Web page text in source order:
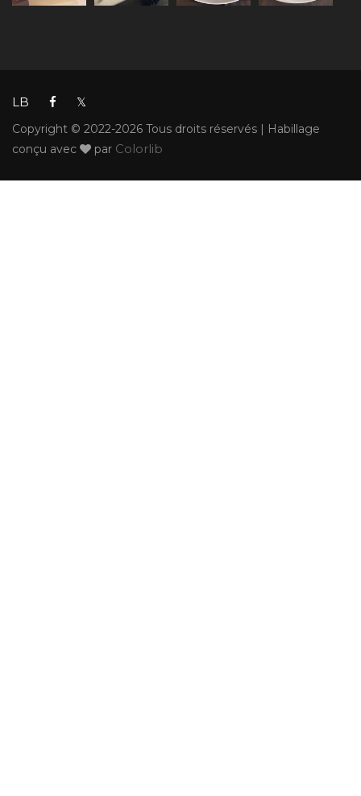
LB 𝕏
Copyright © 2022-2026 Tous droits réservés | Habillage
conçu avec
par Colorlib